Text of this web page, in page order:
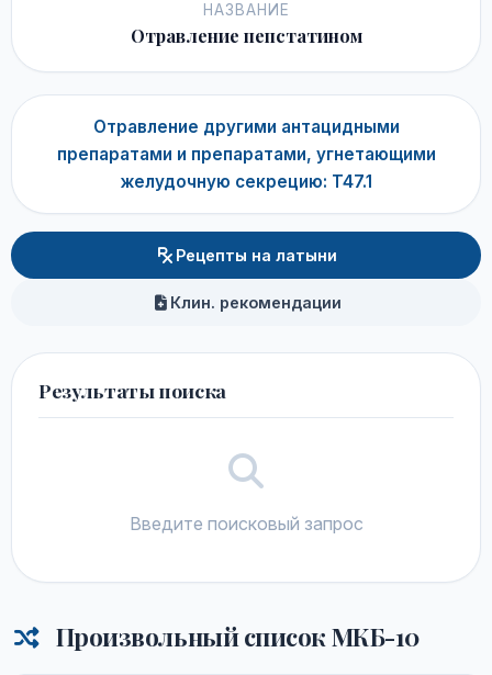
НАЗВАНИЕ
Отравление пепстатином
Отравление другими антацидными
препаратами и препаратами, угнетающими
желудочную секрецию: T47.1
Рецепты на латыни
Клин. рекомендации
Результаты поиска
Введите поисковый запрос
Произвольный список МКБ-10